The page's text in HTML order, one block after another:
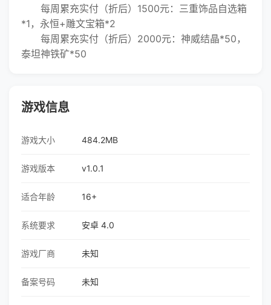
每周累充实付（折后）1500元：三重饰品自选箱
*1，永恒+雕文宝箱*2
每周累充实付（折后）2000元：神威结晶*50，
泰坦神铁矿*50
游戏信息
游戏大小 484.2MB
游戏版本 v1.0.1
适合年龄 16+
系统要求 安卓 4.0
游戏厂商 未知
备案号码 未知